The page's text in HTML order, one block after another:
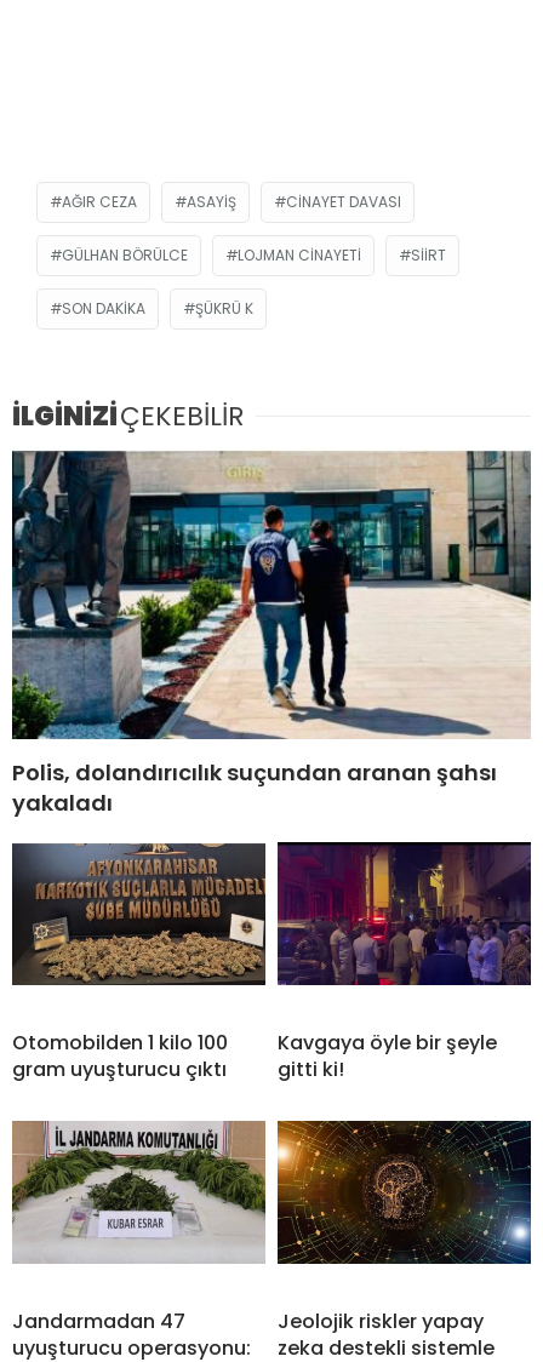
AĞIR CEZA ASAYIŞ CINAYET DAVASI
GÜLHAN BÖRÜLCE LOJMAN CINAYETI SIIRT
SON DAKIKA ŞÜKRÜ K
İLGİNİZİÇEKEBİLİR
Polis, dolandırıcılık suçundan aranan şahsı
yakaladı
Otomobilden 1 kilo 100
gram uyuşturucu çıktı
Kavgaya öyle bir şeyle
gitti ki!
Jandarmadan 47
uyuşturucu operasyonu:
Jeolojik riskler yapay
zeka destekli sistemle